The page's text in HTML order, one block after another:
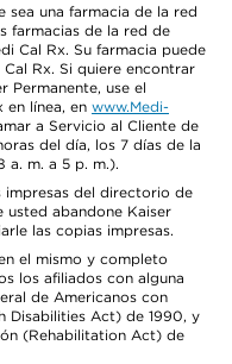
sea una farmacia de la red
farmacias de la red de
Cal Rx. Su farmacia puede
Rx. Si quiere encontrar
Permanente, use el
en línea, en www.Medi-
a Servicio al Cliente de
del día, los 7 días de la
a. m. a 5 p. m.).
del directorio de
usted abandone Kaiser
las copias impresas.
el mismo y completo
los afiliados con alguna
de Americanos con
Disabilities Act) de 1990, y
(Rehabilitation Act) de